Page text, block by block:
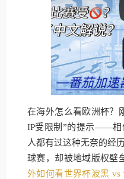
在海外怎么看欧洲杯？
IP受限制”的提示——相
人都有过这种无奈的经
球赛，却被地域版权壁
外如何看世界杯波黑 vs